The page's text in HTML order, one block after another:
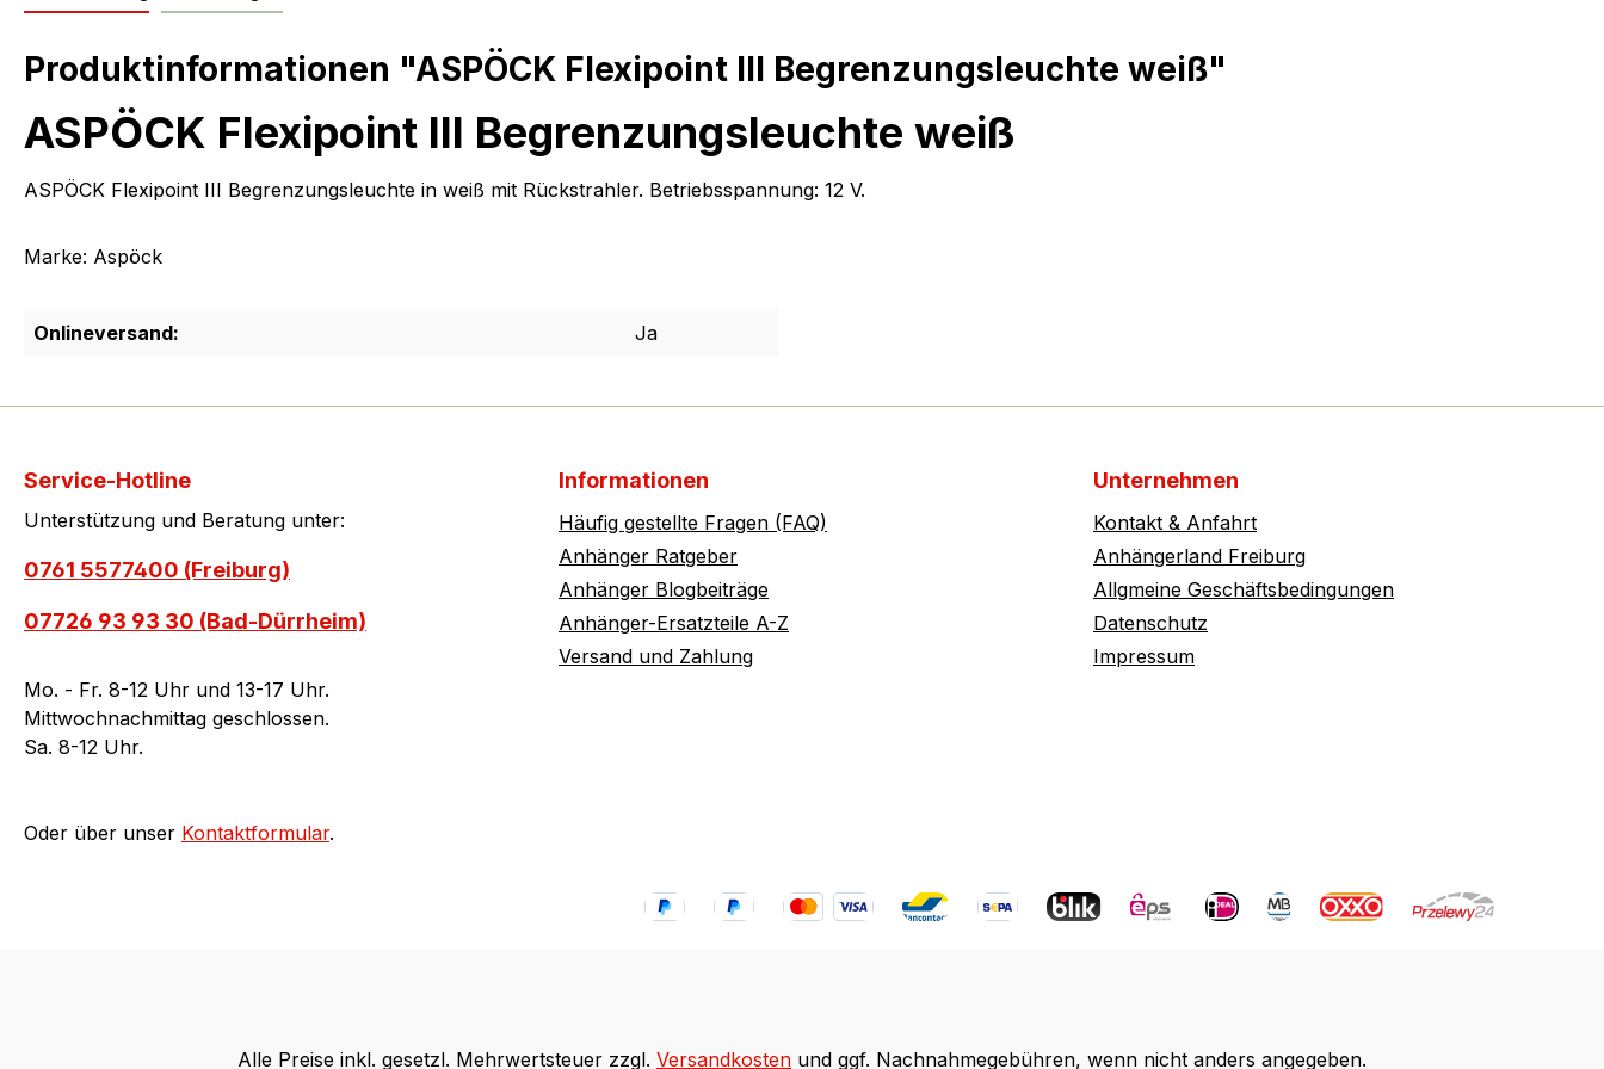
Produktinformationen "ASPÖCK Flexipoint III Begrenzungsleuchte weiß"
ASPÖCK Flexipoint III Begrenzungsleuchte weiß
ASPÖCK Flexipoint III Begrenzungsleuchte in weiß mit Rückstrahler. Betriebsspannung: 12 V.
Marke: Aspöck
Onlineversand: Ja
Service-Hotline
Unterstützung und Beratung unter:
0761 5577400 (Freiburg)
07726 93 93 30 (Bad-Dürrheim)
Mo. - Fr. 8-12 Uhr und 13-17 Uhr.
Mittwochnachmittag geschlossen.
Sa. 8-12 Uhr.
Oder über unser Kontaktformular.
Informationen
Häufig gestellte Fragen (FAQ)
Anhänger Ratgeber
Anhänger Blogbeiträge
Anhänger-Ersatzteile A-Z
Versand und Zahlung
Unternehmen
Kontakt & Anfahrt
Anhängerland Freiburg
Allgmeine Geschäftsbedingungen
Datenschutz
Impressum
Alle Preise inkl. gesetzl. Mehrwertsteuer zzgl. Versandkosten und ggf. Nachnahmegebühren, wenn nicht anders angegeben.